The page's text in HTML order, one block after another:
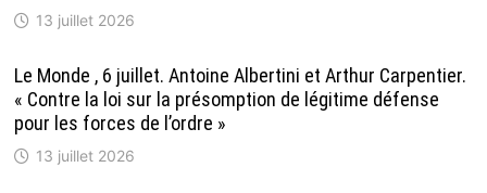
13 juillet 2026
Le Monde , 6 juillet. Antoine Albertini et Arthur Carpentier.
« Contre la loi sur la présomption de légitime défense
pour les forces de l’ordre »
13 juillet 2026